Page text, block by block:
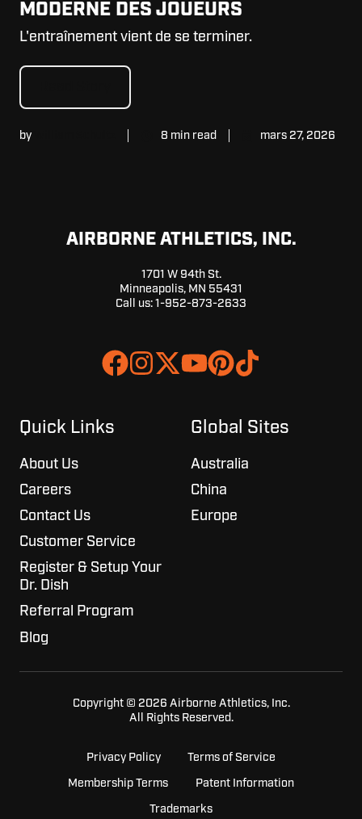
MODERNE DES JOUEURS
L'entraînement vient de se terminer.
by 8 min read mars 27, 2026
AIRBORNE ATHLETICS, INC.
1701 W 94th St.
Minneapolis, MN 55431
Call us: 1-952-873-2633
Join
Browse
projects
Quick Links
About Us
Careers
Contact Us
Customer Service
Register & Setup Your
Dr. Dish
Referral Program
Blog
Global Sites
Australia
China
Europe
Copyright © 2026 Airborne Athletics, Inc.
All Rights Reserved.
Privacy Policy Terms of Service
Membership Terms Patent Information
Trademarks